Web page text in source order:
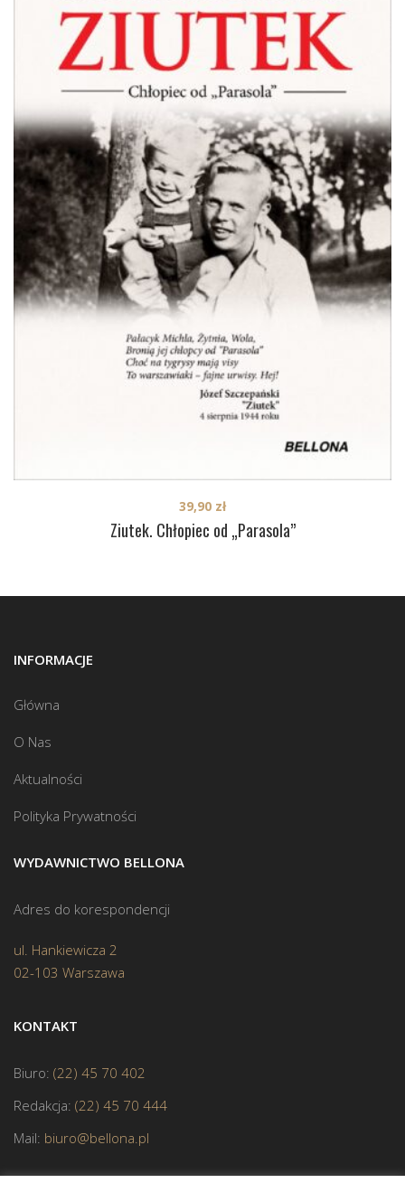
Ziutek. Chłopiec od „Parasola”
39,90 zł
INFORMACJE
Główna
O Nas
Aktualności
Polityka Prywatności
WYDAWNICTWO BELLONA
Adres do korespondencji
ul. Hankiewicza 2
02-103 Warszawa
KONTAKT
Biuro: (22) 45 70 402
Redakcja: (22) 45 70 444
Mail: biuro@bellona.pl